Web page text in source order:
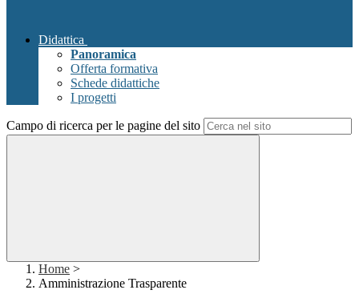
Didattica
Panoramica
Offerta formativa
Schede didattiche
I progetti
Campo di ricerca per le pagine del sito
Home >
Amministrazione Trasparente